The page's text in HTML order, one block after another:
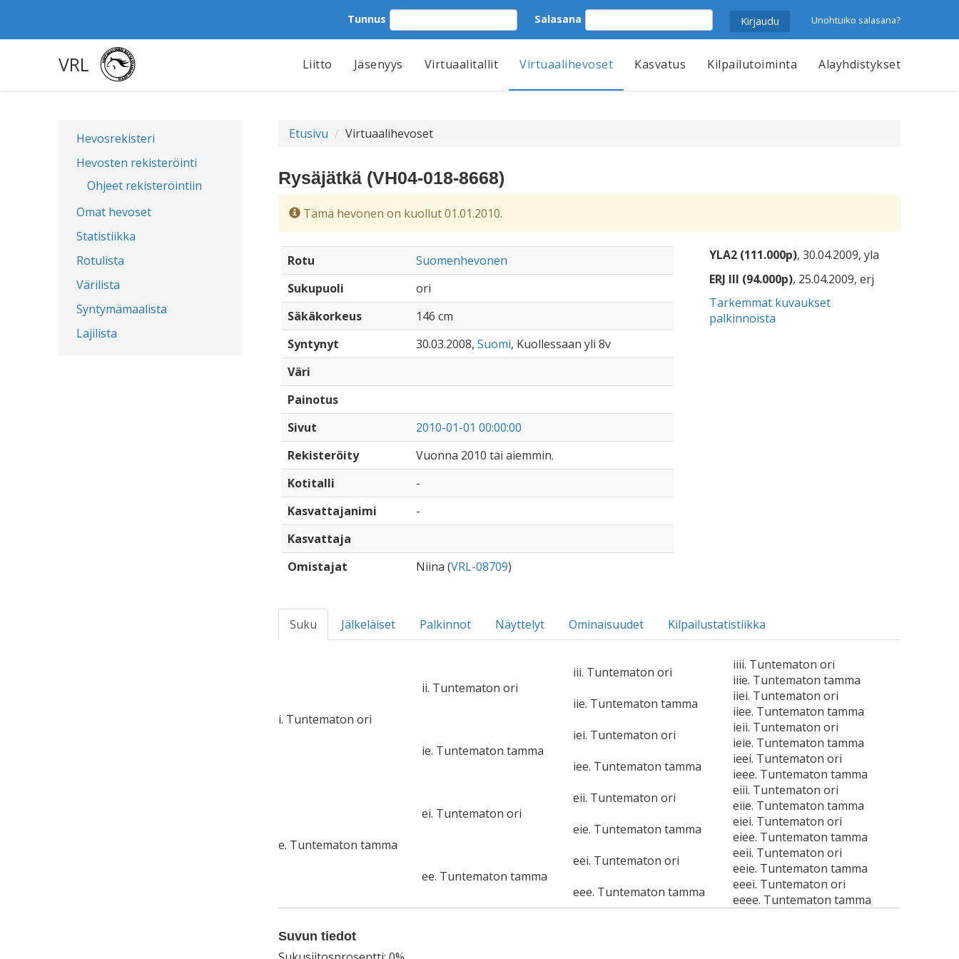
Tunnus Salasana Unohtuiko salasana?
VRL Liitto Jäsenyys Virtuaalitallit Virtuaalihevoset Kasvatus Kilpailutoiminta Alayhdistykset
Hevosrekisteri
Hevosten rekisteröinti
Ohjeet rekisteröintiin
Omat hevoset
Statistiikka
Rotulista
Värilista
Syntymämaalista
Lajilista
Etusivu Virtuaalihevoset
Rysäjätkä (VH04-018-8668)
Tämä hevonen on kuollut 01.01.2010.
Rotu
Suomenhevonen
Sukupuoli
ori
Säkäkorkeus
146 cm
Syntynyt
30.03.2008, Suomi, Kuollessaan yli 8v
Väri
Painotus
Sivut
2010-01-01 00:00:00
Rekisteröity
Vuonna 2010 tai aiemmin.
Kotitalli
-
Kasvattajanimi
-
Kasvattaja
Omistajat
Niina (VRL-08709)
YLA2 (111.000p), 30.04.2009, yla
ERJ III (94.000p), 25.04.2009, erj
Tarkemmat kuvaukset
palkinnoista
Suku Jälkeläiset Palkinnot Näyttelyt Ominaisuudet Kilpailustatistiikka
i. Tuntematon ori
ii. Tuntematon ori
iii. Tuntematon ori
iiii. Tuntematon ori
iiie. Tuntematon tamma
iie. Tuntematon tamma
iiei. Tuntematon ori
iiee. Tuntematon tamma
ie. Tuntematon tamma
iei. Tuntematon ori
ieii. Tuntematon ori
ieie. Tuntematon tamma
iee. Tuntematon tamma
ieei. Tuntematon ori
ieee. Tuntematon tamma
e. Tuntematon tamma
ei. Tuntematon ori
eii. Tuntematon ori
eiii. Tuntematon ori
eiie. Tuntematon tamma
eie. Tuntematon tamma
eiei. Tuntematon ori
eiee. Tuntematon tamma
ee. Tuntematon tamma
eei. Tuntematon ori
eeii. Tuntematon ori
eeie. Tuntematon tamma
eee. Tuntematon tamma
eeei. Tuntematon ori
eeee. Tuntematon tamma
Suvun tiedot